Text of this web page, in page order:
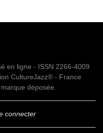
en ligne - ISSN 2266-4009
CultureJazz® - France
déposée.
connecter